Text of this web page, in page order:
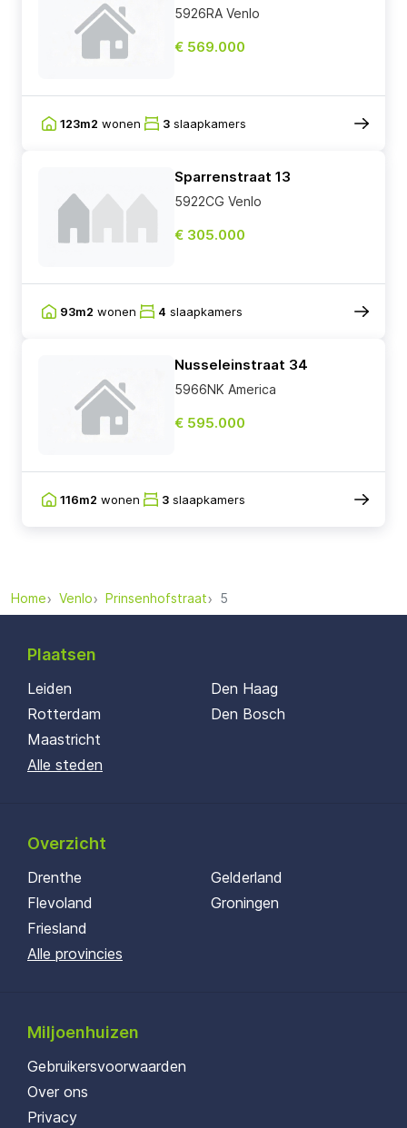
5926RA Venlo
€ 569.000
123m2 wonen 3 slaapkamers
Sparrenstraat 13
5922CG Venlo
€ 305.000
93m2 wonen 4 slaapkamers
Nusseleinstraat 34
5966NK America
€ 595.000
116m2 wonen 3 slaapkamers
Home Venlo Prinsenhofstraat 5
Plaatsen
Leiden
Rotterdam
Maastricht
Den Haag
Den Bosch
Alle steden
Overzicht
Drenthe
Flevoland
Friesland
Gelderland
Groningen
Alle provincies
Miljoenhuizen
Gebruikersvoorwaarden
Over ons
Privacy